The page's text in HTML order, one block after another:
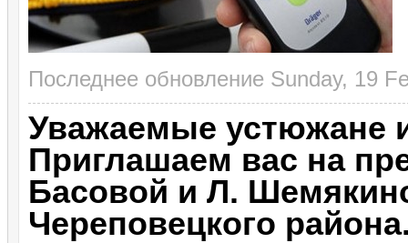
Последнее обновление Sunday, 19
Уважаемые устюжане
Приглашаем вас на
Басовой и Л.
Череповецкого